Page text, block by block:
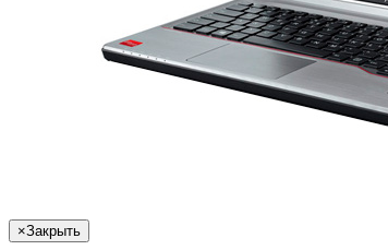
×Закрыть